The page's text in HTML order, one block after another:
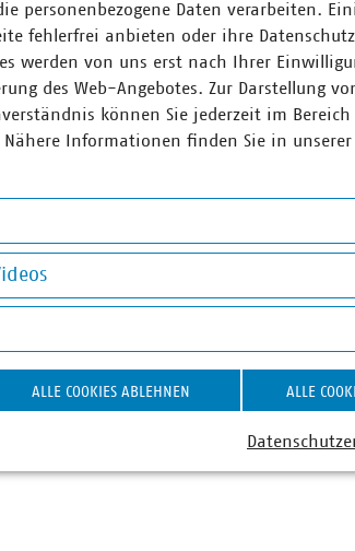
VKU-
PDF Download
personenbezogene Daten verarbeiten.
fehlerfrei anbieten oder ihre
werden von uns erst nach Ihrer
des Web-Angebotes. Zur Darstellung
können Sie jederzeit im
Informationen finden Sie in unserer
ALLE COOKIES ABLEHNEN ALLE